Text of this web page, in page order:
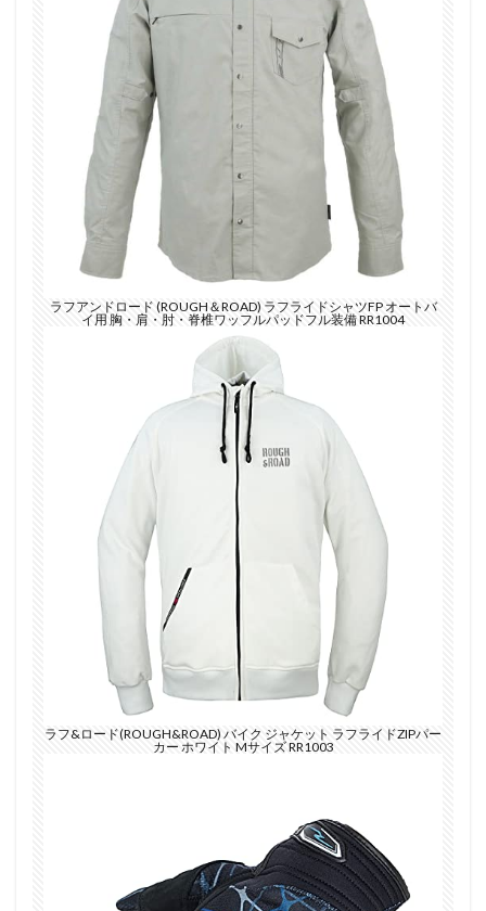
ラフアンドロード (ROUGH＆ROAD) ラフライドシャツFP オートバ
イ用 胸・肩・肘・脊椎ワッフルパッドフル装備 RR1004
ラフ&ロード(ROUGH&ROAD) バイク ジャケット ラフライドZIPパー
カー ホワイト Mサイズ RR1003